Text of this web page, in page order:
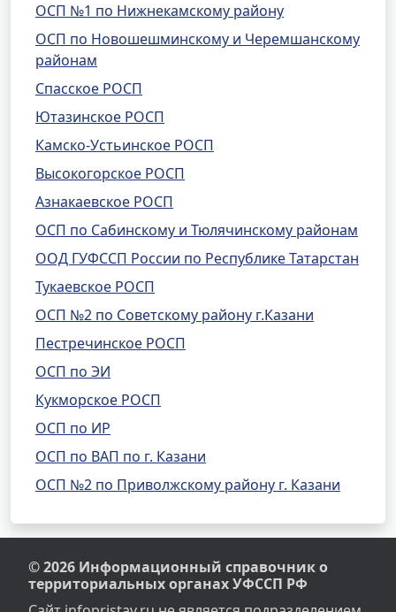
ОСП №1 по Нижнекамскому району
ОСП по Новошешминскому и Черемшанскому
районам
Спасское РОСП
Ютазинское РОСП
Камско-Устьинское РОСП
Высокогорское РОСП
Азнакаевское РОСП
ОСП по Сабинскому и Тюлячинскому районам
ООД ГУФССП России по Республике Татарстан
Тукаевское РОСП
ОСП №2 по Советскому району г.Казани
Пестречинское РОСП
ОСП по ЭИ
Кукморское РОСП
ОСП по ИР
ОСП по ВАП по г. Казани
ОСП №2 по Приволжскому району г. Казани
© 2026 Информационный справочник о
территориальных органах УФССП РФ